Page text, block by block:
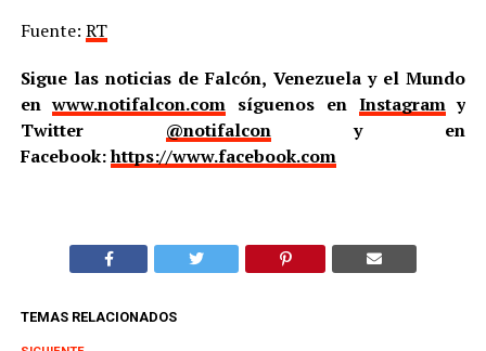
Fuente: RT
Sigue las noticias de Falcón, Venezuela y el Mundo
enwww.notifalcon.com síguenos en Instagramy
Twitter @notifalcony en
Facebook:https://www.facebook.com
TEMAS RELACIONADOS